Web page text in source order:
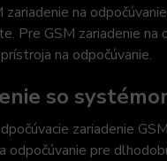
zariadenie na
Pre GSM zariadenie
na odpočúvanie.
so
zariadenie
odpočúvanie pre